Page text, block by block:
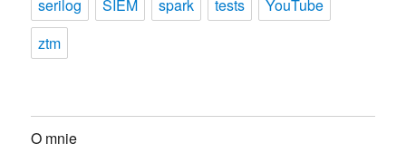
serilog
SIEM spark tests
YouTube
ztm
O mnie